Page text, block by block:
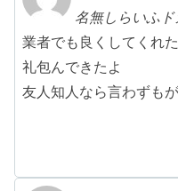
名無しらいふド
業者でも良くしてくれ
礼包んできたよ
友人知人なら言わずも